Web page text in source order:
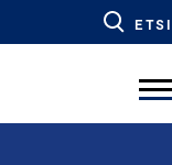
ETSI